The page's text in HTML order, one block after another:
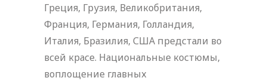
Греция, Грузия, Великобритания,
Франция, Германия, Голландия,
Италия, Бразилия, США предстали во
всей красе. Национальные костюмы,
воплощение главных